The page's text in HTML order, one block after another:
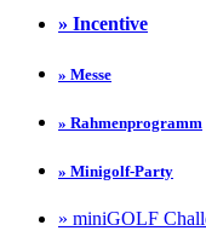
» Incentive
» Messe
» Rahmenprogramm
» Minigolf-Party
» miniGOLF